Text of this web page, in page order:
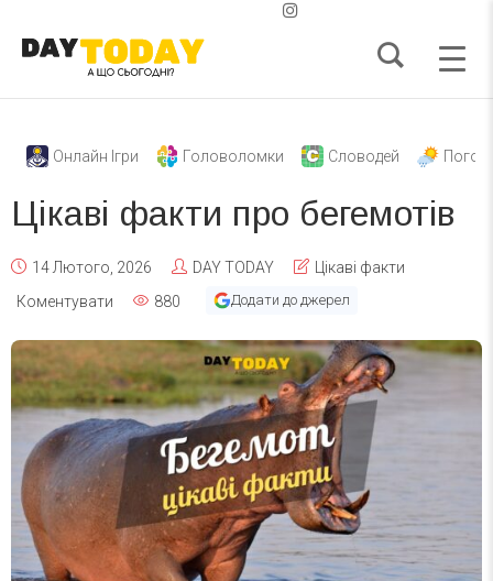
Онлайн Ігри Головоломки Словодей
Цікаві факти про бегемотів
14 Лютого, 2026 DAY TODAY
Цікаві факти
Коментувати
880 Додати до джерел